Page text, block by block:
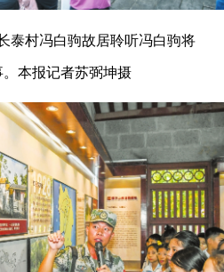
泰村冯白驹故居聆听冯白驹将
本报记者苏弼坤摄